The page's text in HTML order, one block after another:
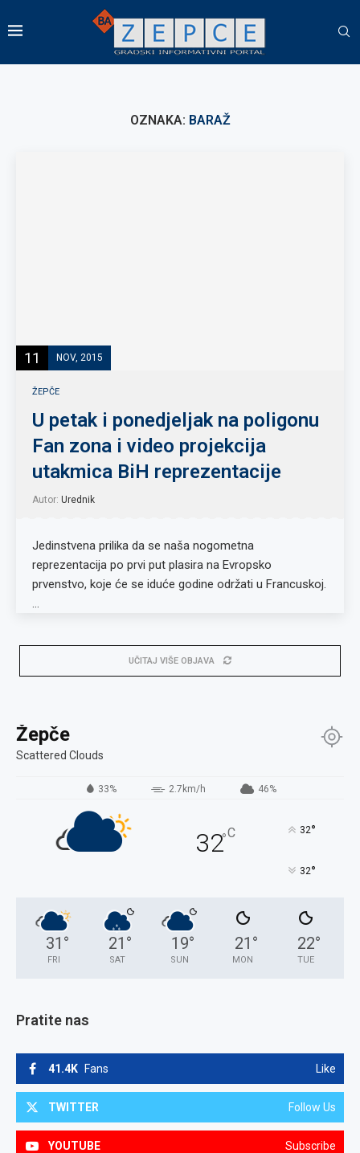
OZNAKA: BARAŽ
11 NOV, 2015
ŽEPČE
U petak i ponedjeljak na poligonu
Fan zona i video projekcija
utakmica BiH reprezentacije
Autor: Urednik
Jedinstvena prilika da se naša nogometna
reprezentacija po prvi put plasira na Evropsko
prvenstvo, koje će se iduće godine održati u Francuskoj.
…
UČITAJ VIŠE OBJAVA
Žepče
Scattered Clouds
33% 2.7km/h 46%
32°C 32°
32°
31 °
FRI
21 °
SAT
19°
SUN
21 °
MON
22°
TUE
Pratite nas
41.4K Fans Like
TWITTER Follow Us
YOUTUBE Subscribe